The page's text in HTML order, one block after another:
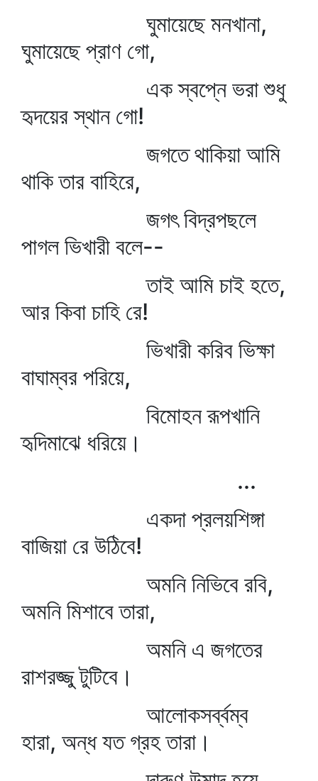
ঘুমায়েছে মনখানা,
ঘুমায়েছে প্রাণ গো,
এক স্বপ্নে ভরা শুধু
হৃদয়ের স্থান গো!
জগতে থাকিয়া আমি
থাকি তার বাহিরে,
জগৎ বিদ্রপছলে
পাগল ভিখারী বলে--
তাই আমি চাই হতে,
আর কিবা চাহি রে!
ভিখারী করিব ভিক্ষা
বাঘাম্বর পরিয়ে,
বিমোহন রূপখানি
হৃদিমাঝে ধরিয়ে।
...
একদা প্রলয়শিঙ্গা
বাজিয়া রে উঠিবে!
অমনি নিভিবে রবি,
অমনি মিশাবে তারা,
অমনি এ জগতের
রাশরজ্জু টুটিবে।
আলোকসর্ব্বম্ব
হারা, অন্ধ যত গ্রহ তারা।